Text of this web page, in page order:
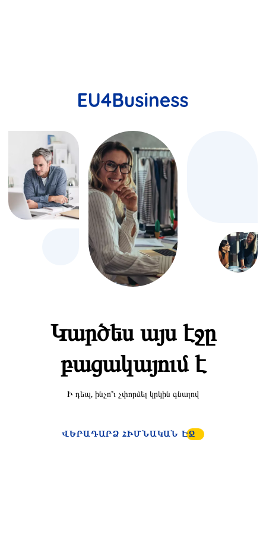
Կարծես այս էջը
բացակայում է
Ի դեպ, ինչո՞ւ չփորձել կրկին գնալով
ՎԵՐԱԴԱՐՁ ՀԻՄՆԱԿԱՆ ԷՋ